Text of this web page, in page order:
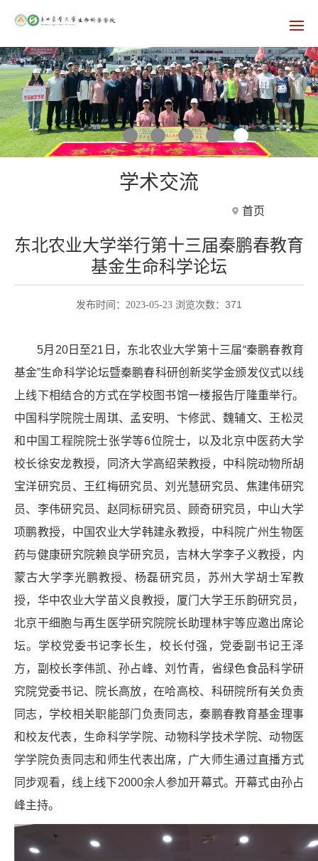
学术交流
首页
东北农业大学举行第十三届秦鹏春教育
基金生命科学论坛
发布时间：2023-05-23 浏览次数： 371
5月20日至21日，东北农业大学第十三届“秦鹏春教育
基金”生命科学论坛暨秦鹏春科研创新奖学金颁发仪式以线
上线下相结合的方式在学校图书馆一楼报告厅隆重举行。
中国科学院院士周琪、孟安明、卞修武、魏辅文、王松灵
和中国工程院院士张学等6位院士，以及北京中医药大学
校长徐安龙教授，同济大学高绍荣教授，中科院动物所胡
宝洋研究员、王红梅研究员、刘光慧研究员、焦建伟研究
员、李伟研究员、赵同标研究员、顾奇研究员，中山大学
项鹏教授，中国农业大学韩建永教授，中科院广州生物医
药与健康研究院赖良学研究员，吉林大学李子义教授，内
蒙古大学李光鹏教授、杨磊研究员，苏州大学胡士军教
授，华中农业大学苗义良教授，厦门大学王乐韵研究员，
北京干细胞与再生医学研究院院长助理林宇等应邀出席论
坛。学校党委书记李长生，校长付强，党委副书记王泽
方，副校长李伟凯、孙占峰、刘竹青，省绿色食品科学研
究院党委书记、院长高放，在哈高校、科研院所有关负责
同志，学校相关职能部门负责同志，秦鹏春教育基金理事
和校友代表，生命科学学院、动物科学技术学院、动物医
学学院负责同志和师生代表出席，广大师生通过直播方式
同步观看，线上线下2000余人参加开幕式。开幕式由孙占
峰主持。